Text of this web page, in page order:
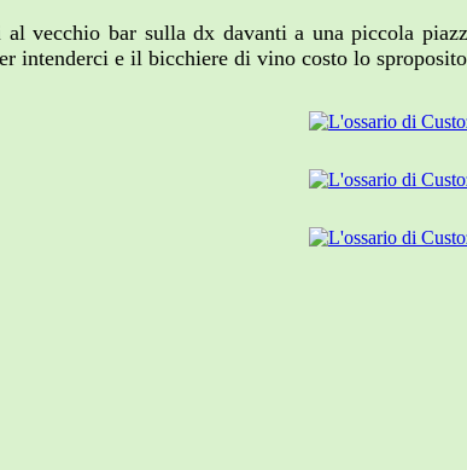
vecchio bar sulla dx davanti a una piccola
intenderci e il bicchiere di vino costo lo